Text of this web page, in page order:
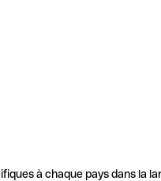
à chaque pays dans la